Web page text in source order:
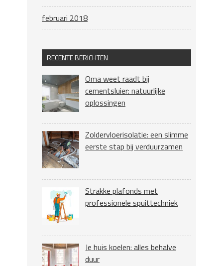
februari 2018
RECENTE BERICHTEN
Oma weet raadt bij
cementsluier: natuurlijke
oplossingen
Zoldervloerisolatie: een slimme
eerste stap bij verduurzamen
Strakke plafonds met
professionele spuittechniek
Je huis koelen: alles behalve
duur